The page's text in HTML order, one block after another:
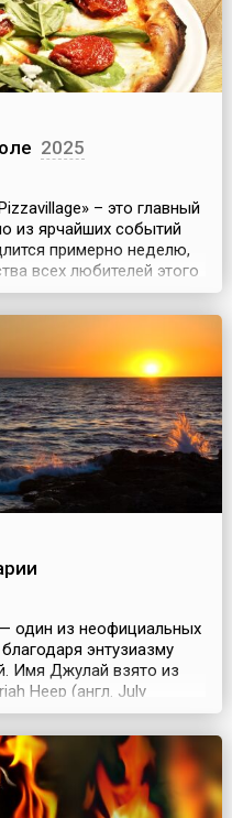
2025
– это главный
из ярчайших событий
примерно неделю,
всех любителей этого
Традиционно на это
стран мира. На
моцареллы и
один из неофициальных
энтузиазму
Имя Джулай взято из
Heep (англ. July
Праздник возник в
движения в Болгарии.
к черноморскому
людей из с...